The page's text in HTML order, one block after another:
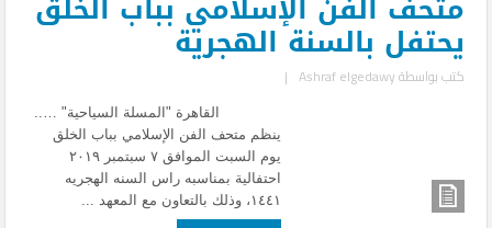
يحتفل بالسنة الهجرية
كتب بواسطةAshraf elgedawy
|
القاهرة "المسلة السياحية" …..
ينظم متحف الفن الإسلامي بباب الخلق
يوم السبت الموافق ٧ سبتمبر ٢٠١٩
احتفالية بمناسبه راس السنه الهجريه
١٤٤١، وذلك بالتعاون مع المعهد ...